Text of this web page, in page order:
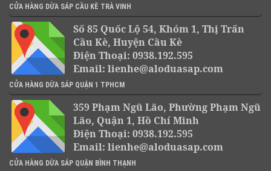
CỬA HÀNG DỪA SÁP CẦU KÈ TRÀ VINH
Số 85 Quốc Lộ 54, Khóm 1, Thị Trấn
Cầu Kè, Huyện Cầu Kè
Điện Thoại: 0938.192.595
Email: lienhe@aloduasap.com
CỬA HÀNG DỪA SÁP QUẬN 1 TPHCM
359 Phạm Ngũ Lão, Phường Phạm Ngũ
Lão, Quận 1, Hồ Chí Minh
Điện Thoại: 0938.192.595
Email: lienhe@aloduasap.com
CỬA HÀNG DỪA SÁP QUẬN BÌNH THẠNH